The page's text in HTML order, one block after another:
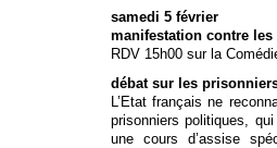
samedi 5 février
manifestation contre
RDV 15h00 sur la
débat sur les
L’Etat français ne
prisonniers politiques,
une cours d’assise